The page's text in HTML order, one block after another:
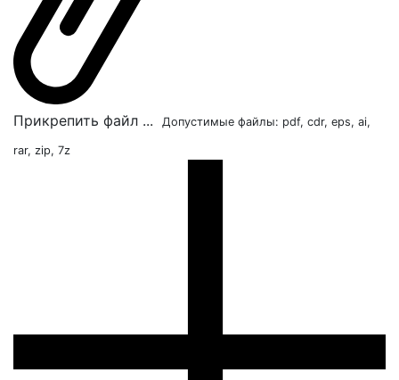
Прикрепить файл ... Допустимые файлы: pdf, cdr, eps, ai,
rar, zip, 7z